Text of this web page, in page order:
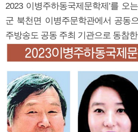
2023 이병주하동국제문학제’를 오
군 북천면 이병주문학관에서 공동
주방송도 공동 주최 기관으로 동참